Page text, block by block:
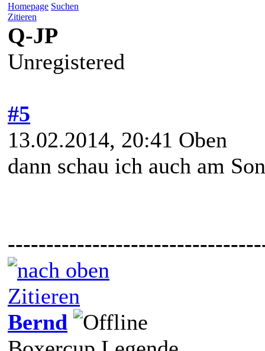
Homepage Suchen
Zitieren
Q-JP
Unregistered
#5
13.02.2014, 20:41 Oben
dann schau ich auch am
Zitieren
Bernd